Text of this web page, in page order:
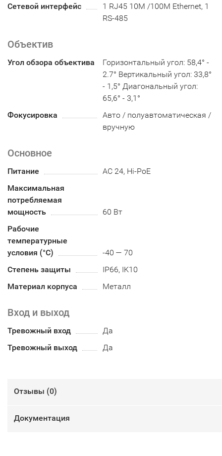
Сетевой интерфейс
1 RJ45 10M /100M Ethernet, 1
RS-485
Объектив
Угол обзора объектива
Горизонтальный угол: 58,4° -
2.7° Вертикальный угол: 33,8°
- 1,5° Диагональный угол:
65,6° - 3,1°
Фокусировка
Авто / полуавтоматическая /
вручную
Основное
Питание
AC 24, Hi-PoE
Максимальная
потребляемая
мощность
60 Вт
Рабочие
температурные
условия (°С)
-40 — 70
Степень защиты
IP66, IK10
Материал корпуса
Металл
Вход и выход
Тревожный вход
Да
Тревожный выход
Да
Отзывы (0)
Документация